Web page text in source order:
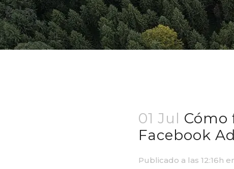
01 Jul Cómo
Facebook
Publicado a las 12:16h